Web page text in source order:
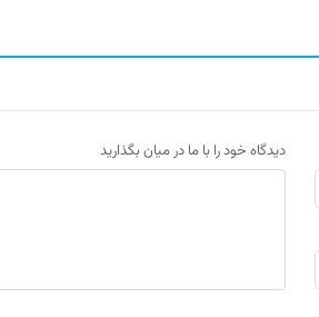
دیدگاه خود را با ما در میان بگذارید